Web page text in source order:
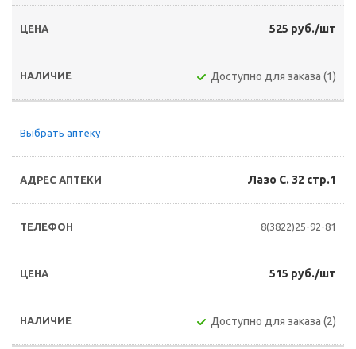
525 руб./шт
Доступно для заказа (1)
Выбрать аптеку
Лазо С. 32 стр.1
8(3822)25-92-81
515 руб./шт
Доступно для заказа (2)